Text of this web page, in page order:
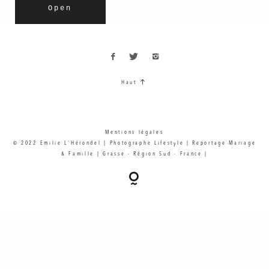
Open
© 2022 Emilie L'Hérondel | Photographe Lifestyle | Reportage Mariage
& Famille | Grasse - Région Sud - France |
Mentions légales
Haut